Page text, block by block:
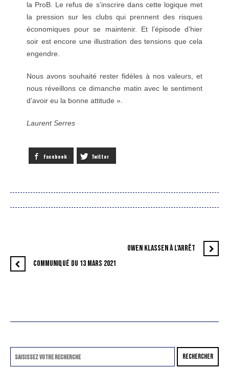
la ProB. Le refus de s’inscrire dans cette logique met
la pression sur les clubs qui prennent des risques
économiques pour se maintenir. Et l’épisode d’hier
soir est encore une illustration des tensions que cela
engendre.
Nous avons souhaité rester fidèles à nos valeurs, et
nous réveillons ce dimanche matin avec le sentiment
d’avoir eu la bonne attitude ».
Laurent Serres
Facebook Twitter
OWEN KLASSEN À L’ARRÊT
COMMUNIQUÉ DU 13 MARS 2021
RECHERCHER